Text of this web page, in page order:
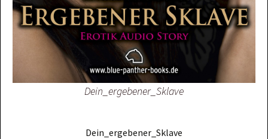
Dein_ergebener_Sklave
Dein_ergebener_Sklave